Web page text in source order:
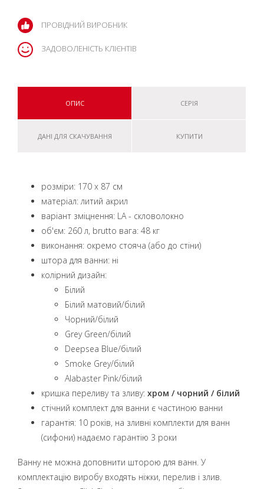
ПРОВІДНИЙ ВИРОБНИК
ЗАДОВОЛЕНІСТЬ КЛІЄНТІВ
ОПИС СЕРІЯ
ДАНІ ДЛЯ СКАЧУВАННЯ КУПИТИ
розміри: 170 x 87 см
матеріал: литий акрил
варіант зміцнення: LA - скловолокно
об'єм: 260 л, brutto вага: 48 кг
виконання: окремо стояча (або до стіни)
штора для ванни: ні
колірний дизайн:
Білий
Білий матовий/білий
Чорний/білий
Grey Green/білий
Deepsea Blue/білий
Smoke Grey/білий
Alabaster Pink/білий
кришка переливу та зливу: хром / чорний / білий
стічний комплект для ванни є частиною ванни
гарантія: 10 років, на зливні комплекти для ванн
(сифони) надаємо гарантію 3 роки
Ванну не можна доповнити шторою для ванн. У
комплектацію виробу входять ніжки, перелив і злив.